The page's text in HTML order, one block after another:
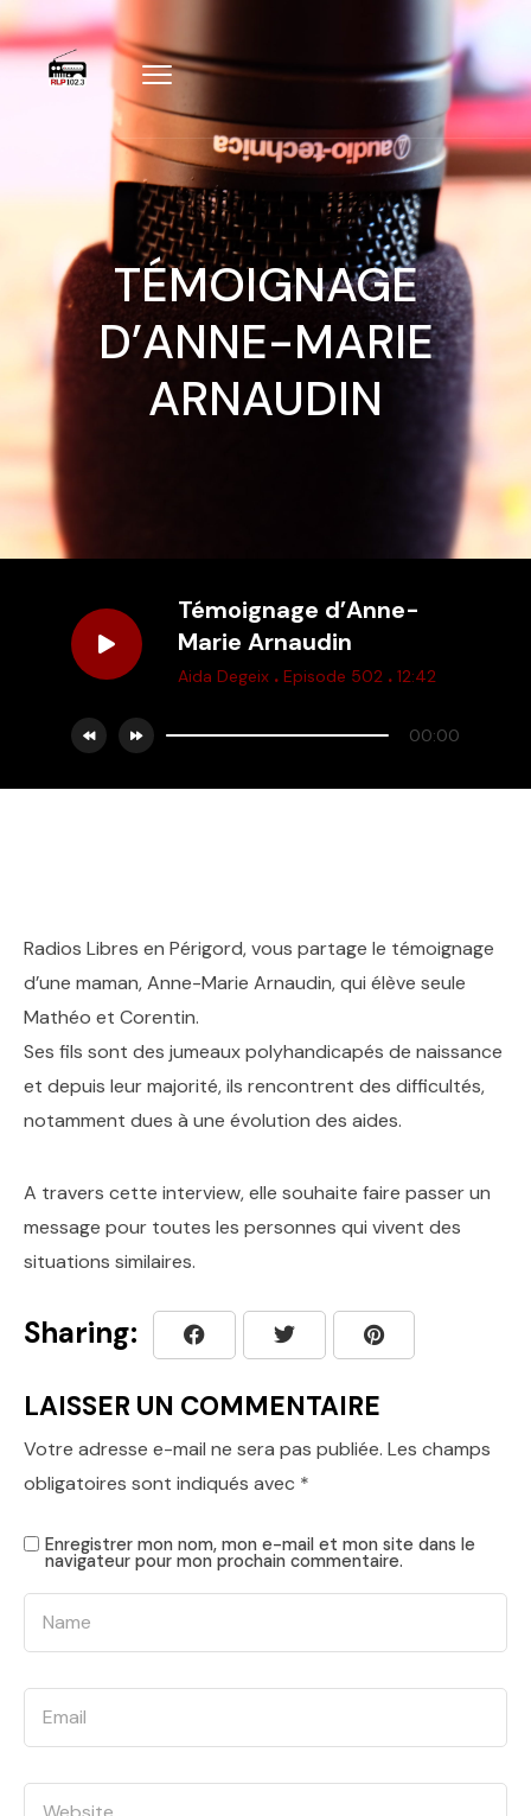
TÉMOIGNAGE
D’ANNE-MARIE
ARNAUDIN
Témoignage d’Anne-
Marie Arnaudin
Aida Degeix . Episode 502 . 12:42
00:00
Radios Libres en Périgord, vous partage le témoignage
d’une maman, Anne-Marie Arnaudin, qui élève seule
Mathéo et Corentin.
Ses fils sont des jumeaux polyhandicapés de naissance
et depuis leur majorité, ils rencontrent des difficultés,
notamment dues à une évolution des aides.
A travers cette interview, elle souhaite faire passer un
message pour toutes les personnes qui vivent des
situations similaires.
Sharing:
LAISSER UN COMMENTAIRE
Votre adresse e-mail ne sera pas publiée. Les champs
obligatoires sont indiqués avec *
Enregistrer mon nom, mon e-mail et mon site dans le
navigateur pour mon prochain commentaire.